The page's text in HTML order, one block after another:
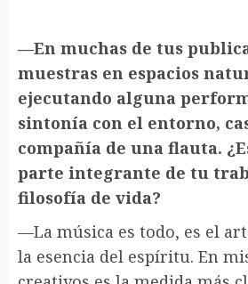
—En muchas de tus
muestras en espacios
ejecutando alguna
sintonía con el entorno,
compañía de una flauta.
parte integrante de tu
filosofía de vida?
—La música es todo, es el
la esencia del espíritu. En